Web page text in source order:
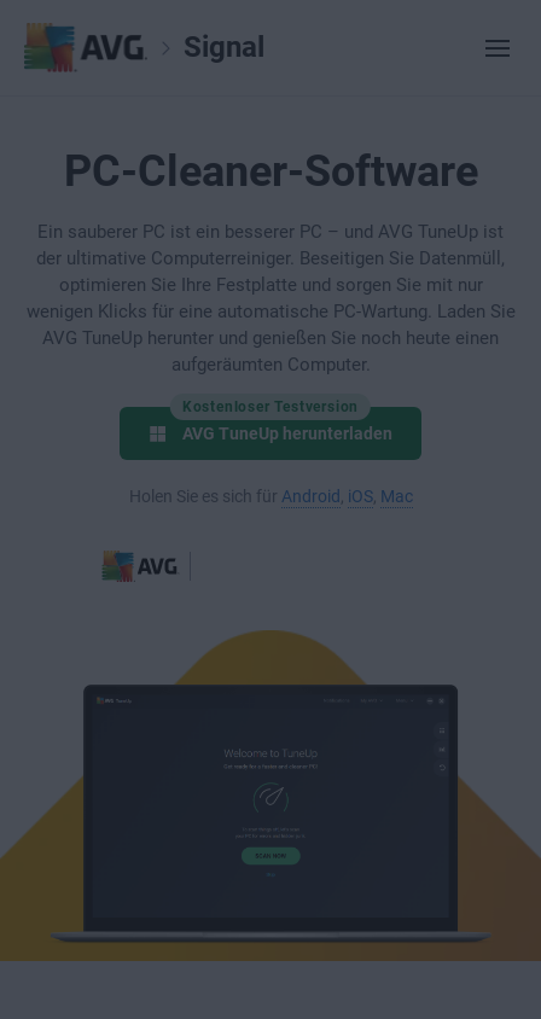
Signal
PC-Cleaner-Software
Ein sauberer PC ist ein besserer PC – und AVG TuneUp ist
der ultimative Computerreiniger. Beseitigen Sie Datenmüll,
optimieren Sie Ihre Festplatte und sorgen Sie mit nur
wenigen Klicks für eine automatische PC-Wartung. Laden Sie
AVG TuneUp herunter und genießen Sie noch heute einen
aufgeräumten Computer.
Kostenloser Testversion
AVG TuneUp herunterladen
Holen Sie es sich für Android iOS, Mac